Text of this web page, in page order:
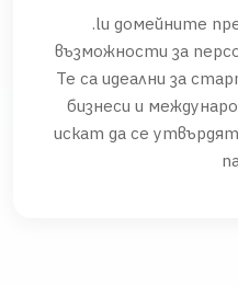
.lu домейните
възможности за
Те са идеални за
бизнеси и
искат да се